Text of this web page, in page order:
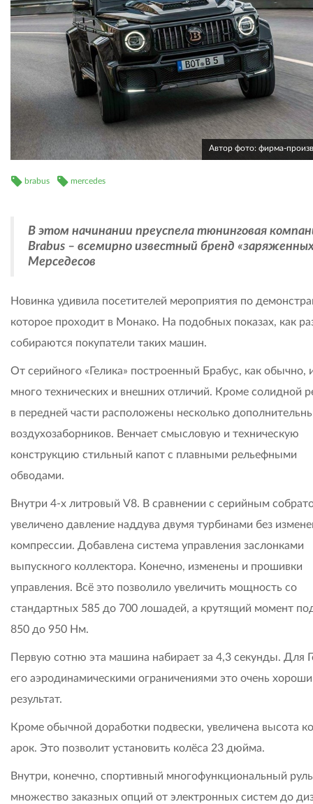
Автор фото: фирма-
brabus mercedes
В этом начинании преуспела тюнинговая
Brabus – всемирно известный бренд
Мерседесов
Новинка удивила посетителей мероприятия по
которое проходит в Монако. На подобных показах, как
собираются покупатели таких машин.
От серийного «Гелика» построенный Брабус, как обычно,
много технических и внешних отличий. Кроме солидной
в передней части расположены несколько
воздухозаборников. Венчает смысловую и техническую
конструкцию стильный капот с плавными рельефными
обводами.
Внутри 4-х литровый V8. В сравнении с серийным
увеличено давление наддува двумя турбинами без
компрессии. Добавлена система управления заслонками
выпускного коллектора. Конечно, изменены и прошивки
управления. Всё это позволило увеличить мощность со
стандартных 585 до 700 лошадей, а крутящий момент
850 до 950 Нм.
Первую сотню эта машина набирает за 4,3 секунды. Для
его аэродинамическими ограничениями это очень
результат.
Кроме обычной доработки подвески, увеличена высота
арок. Это позволит установить колёса 23 дюйма.
Внутри, конечно, спортивный многофункциональный
множество заказных опций от электронных систем до